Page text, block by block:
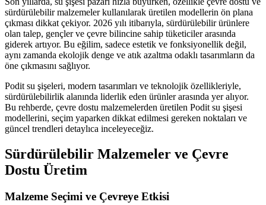
sürdürülebilir malzemeler kullanılarak üretilen modellerin ön plana
çıkması dikkat çekiyor. 2026 yılı itibarıyla, sürdürülebilir ürünlere
olan talep, gençler ve çevre bilincine sahip tüketiciler arasında
giderek artıyor. Bu eğilim, sadece estetik ve fonksiyonellik değil,
aynı zamanda ekolojik denge ve atık azaltma odaklı tasarımların da
öne çıkmasını sağlıyor.
Podit su şişeleri, modern tasarımları ve teknolojik özellikleriyle,
sürdürülebilirlik alanında liderlik eden ürünler arasında yer alıyor.
Bu rehberde, çevre dostu malzemelerden üretilen Podit su şişesi
modellerini, seçim yaparken dikkat edilmesi gereken noktaları ve
güncel trendleri detaylıca inceleyeceğiz.
Sürdürülebilir Malzemeler ve Çevre
Dostu Üretim
Malzeme Seçimi ve Çevreye Etkisi